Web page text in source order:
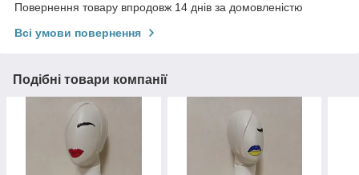
Повернення товару впродовж 14 днів за домовленістю
Всі умови повернення
Подібні товари компанії